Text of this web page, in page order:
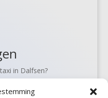
in Dalfsen?
reserveren?
in Dalfsen?